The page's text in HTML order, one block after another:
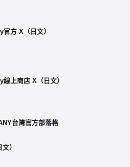
方 X（日文）
上商店 X（日文）
台灣官方部落格
）